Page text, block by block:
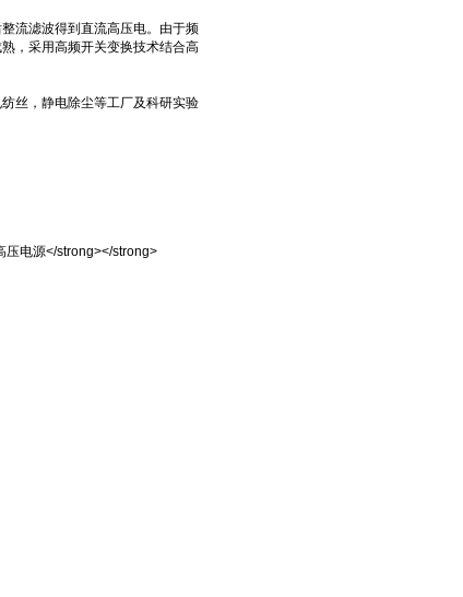
流滤波得到直流高压电。由于频
，采用高频开关变换技术结合高
丝，静电除尘等工厂及科研实验